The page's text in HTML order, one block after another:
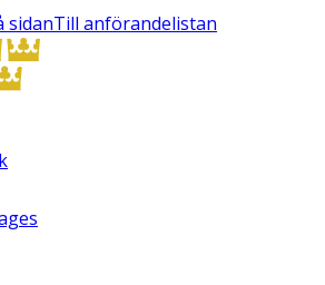
sidanTill anförandelistan